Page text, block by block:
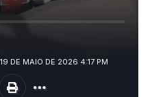
DE MAIO DE 2026 4:17 PM